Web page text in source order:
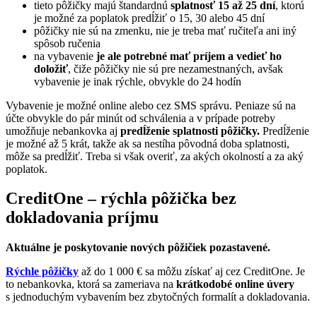
tieto pôžičky majú štandardnú splatnosť 15 až 25 dní, ktorú
je možné za poplatok predĺžiť o 15, 30 alebo 45 dní
pôžičky nie sú na zmenku, nie je treba mať ručiteľa ani iný
spôsob ručenia
na vybavenie je ale potrebné mať príjem a vedieť ho
doložiť, čiže pôžičky nie sú pre nezamestnaných, avšak
vybavenie je inak rýchle, obvykle do 24 hodín
Vybavenie je možné online alebo cez SMS správu. Peniaze sú na
účte obvykle do pár minút od schválenia a v prípade potreby
umožňuje nebankovka aj predĺženie splatnosti pôžičky. Predĺženie
je možné až 5 krát, takže ak sa nestíha pôvodná doba splatnosti,
môže sa predĺžiť. Treba si však overiť, za akých okolností a za aký
poplatok.
CreditOne – rýchla pôžička bez
dokladovania príjmu
Aktuálne je poskytovanie nových pôžičiek pozastavené.
Rýchle pôžičky až do 1 000 € sa môžu získať aj cez CreditOne. Je
to nebankovka, ktorá sa zameriava na krátkodobé online úvery
s jednoduchým vybavením bez zbytočných formalít a dokladovania.